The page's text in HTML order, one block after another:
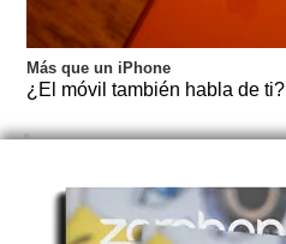
Más que un iPhone
¿El móvil también habla de ti?